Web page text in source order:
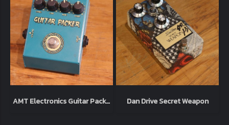
AMT Electronics Guitar Packer Dan Drive Secret Weapon